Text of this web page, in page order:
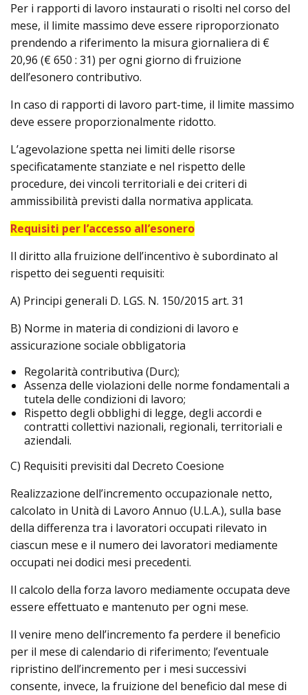
Per i rapporti di lavoro instaurati o risolti nel corso del
mese, il limite massimo deve essere riproporzionato
prendendo a riferimento la misura giornaliera di €
20,96 (€ 650 : 31) per ogni giorno di fruizione
dell’esonero contributivo.
In caso di rapporti di lavoro part-time, il limite massimo
deve essere proporzionalmente ridotto.
L’agevolazione spetta nei limiti delle risorse
specificatamente stanziate e nel rispetto delle
procedure, dei vincoli territoriali e dei criteri di
ammissibilità previsti dalla normativa applicata.
Requisiti per l’accesso all’esonero
Il diritto alla fruizione dell’incentivo è subordinato al
rispetto dei seguenti requisiti:
A) Principi generali D. LGS. N. 150/2015 art. 31
B) Norme in materia di condizioni di lavoro e
assicurazione sociale obbligatoria
Regolarità contributiva (Durc);
Assenza delle violazioni delle norme fondamentali a
tutela delle condizioni di lavoro;
Rispetto degli obblighi di legge, degli accordi e
contratti collettivi nazionali, regionali, territoriali e
aziendali.
C) Requisiti previsiti dal Decreto Coesione
Realizzazione dell’incremento occupazionale netto,
calcolato in Unità di Lavoro Annuo (U.L.A.), sulla base
della differenza tra i lavoratori occupati rilevato in
ciascun mese e il numero dei lavoratori mediamente
occupati nei dodici mesi precedenti.
Il calcolo della forza lavoro mediamente occupata deve
essere effettuato e mantenuto per ogni mese.
Il venire meno dell’incremento fa perdere il beneficio
per il mese di calendario di riferimento; l’eventuale
ripristino dell’incremento per i mesi successivi
consente, invece, la fruizione del beneficio dal mese di